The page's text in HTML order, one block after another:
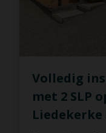
Volledig
met 2 SLP
Liedekerke